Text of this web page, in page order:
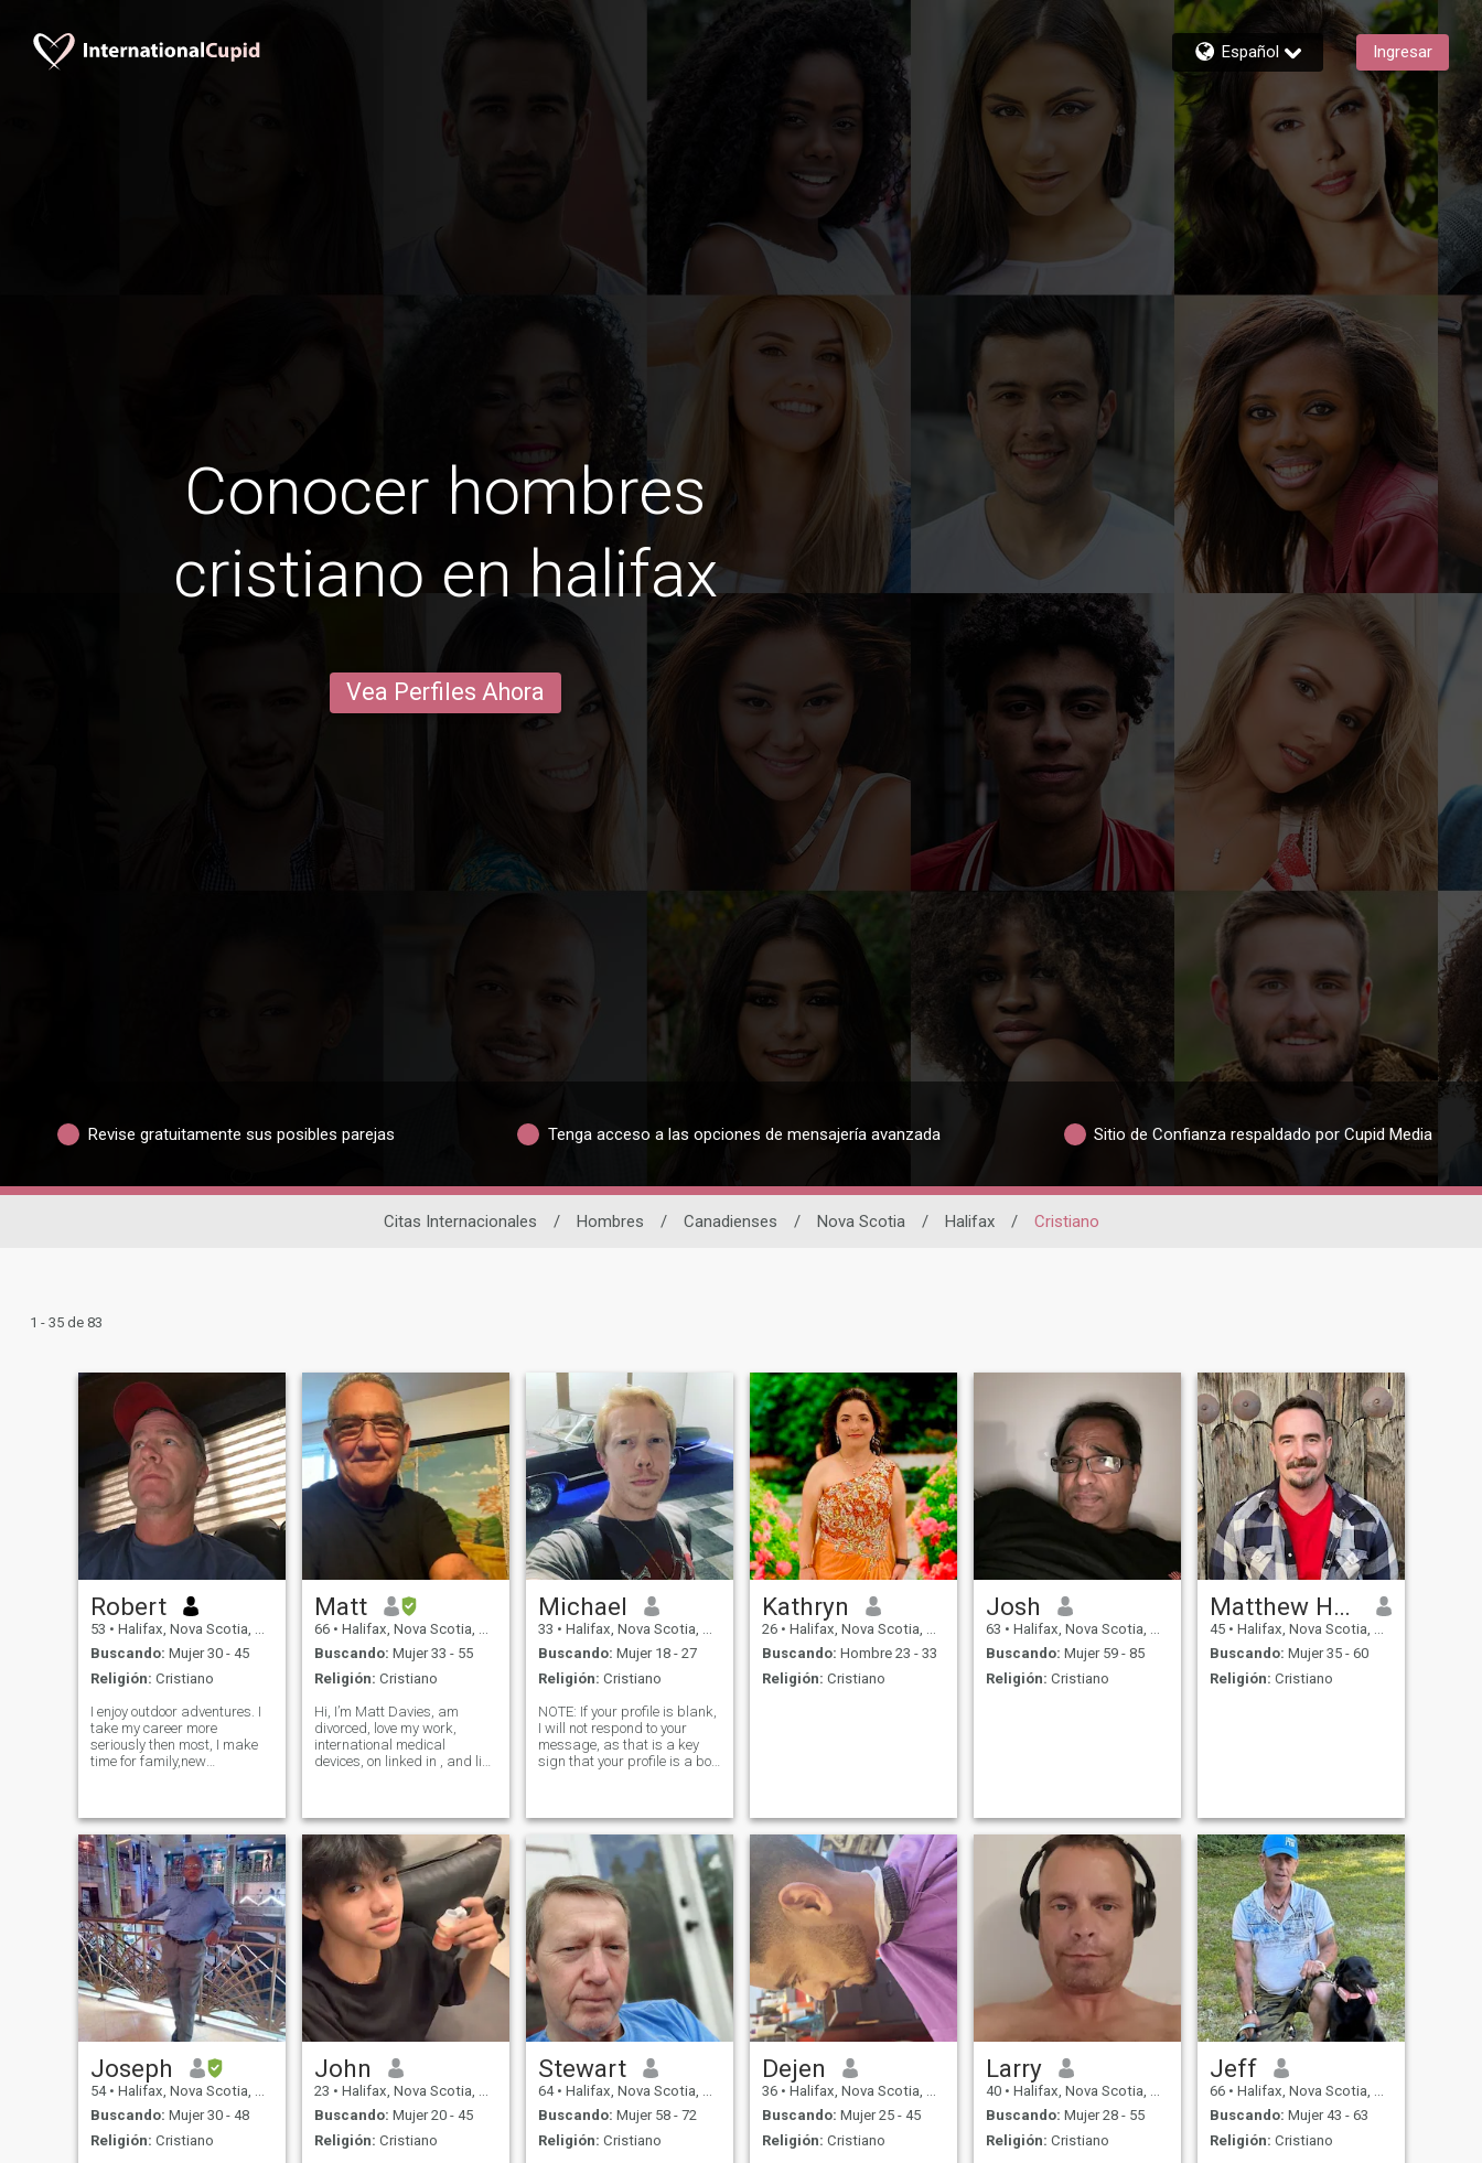
Español Ingresar
Conocer hombres
cristiano en halifax
Vea Perfiles Ahora
Revise gratuitamente sus posibles parejas Tenga acceso a las opciones de mensajería avanzada Sitio de Confianza respaldado por Cupid Media
Citas Internacionales / Hombres / Canadienses / Nova Scotia / Halifax / Cristiano
1 - 35 de 83
Robert
53 • Halifax, Nova Scotia, Canadá
Buscando: Mujer 30 - 45
Religión: Cristiano
I enjoy outdoor adventures. I
take my career more
seriously then most, I make
time for family,new
and life’s simple joys. I’m
proud of the path I’ve built
and I’m looking
Matt
66 • Halifax, Nova Scotia, Canadá
Buscando: Mujer 33 - 55
Religión: Cristiano
Hi, I’m Matt Davies, am
divorced, love my work,
international medical
devices, on linked in , and like
and helping others. Love
animals, nature. Romantic,
and very passio
Michael
33 • Halifax, Nova Scotia, Canadá
Buscando: Mujer 18 - 27
Religión: Cristiano
NOTE: If your profile is blank,
I will not respond to your
message, as that is a key
sign that your profile is a bot.
also not respond. Thank you.
Also, please give me at
Kathryn
26 • Halifax, Nova Scotia, Canadá
Buscando: Hombre 23 - 33
Religión: Cristiano
Josh
63 • Halifax, Nova Scotia, Canadá
Buscando: Mujer 59 - 85
Religión: Cristiano
Matthew Harrison
45 • Halifax, Nova Scotia, Canadá
Buscando: Mujer 35 - 60
Religión: Cristiano
Joseph
54 • Halifax, Nova Scotia, Canadá
Buscando: Mujer 30 - 48
Religión: Cristiano
John
23 • Halifax, Nova Scotia, Canadá
Buscando: Mujer 20 - 45
Religión: Cristiano
Stewart
64 • Halifax, Nova Scotia, Canadá
Buscando: Mujer 58 - 72
Religión: Cristiano
Dejen
36 • Halifax, Nova Scotia, Canadá
Buscando: Mujer 25 - 45
Religión: Cristiano
Larry
40 • Halifax, Nova Scotia, Canadá
Buscando: Mujer 28 - 55
Religión: Cristiano
Jeff
66 • Halifax, Nova Scotia, Canadá
Buscando: Mujer 43 - 63
Religión: Cristiano